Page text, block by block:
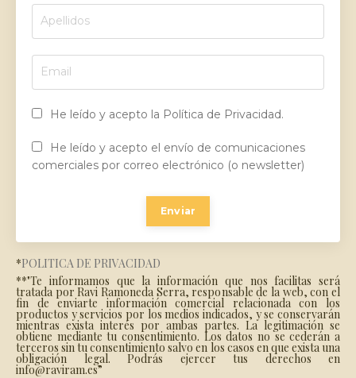
He leído y acepto la Política de Privacidad.
He leído y acepto el envío de comunicaciones
comerciales por correo electrónico (o newsletter)
Enviar
*POLÍTICA DE PRIVACIDAD
**"Te informamos que la información que nos facilitas será
tratada por Ravi Ramoneda Serra, responsable de la web, con el
fin de enviarte información comercial relacionada con los
productos y servicios por los medios indicados, y se conservarán
mientras exista interés por ambas partes. La legitimación se
obtiene mediante tu consentimiento. Los datos no se cederán a
terceros sin tu consentimiento salvo en los casos en que exista una
obligación legal. Podrás ejercer tus derechos en
info@raviram.es”